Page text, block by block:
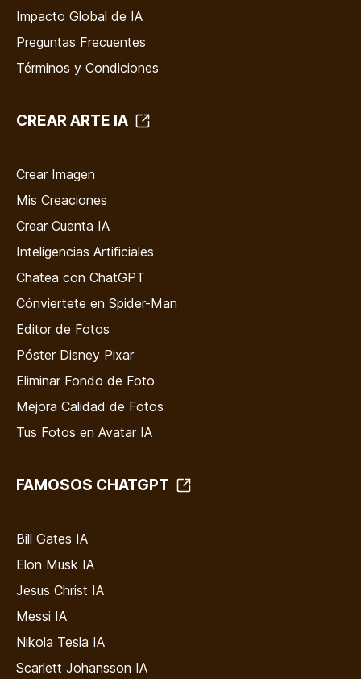
Impacto Global de IA
Preguntas Frecuentes
Términos y Condiciones
CREAR ARTE IA
Crear Imagen
Mis Creaciones
Crear Cuenta IA
Inteligencias Artificiales
Chatea con ChatGPT
Cónviertete en Spider-Man
Editor de Fotos
Póster Disney Pixar
Eliminar Fondo de Foto
Mejora Calidad de Fotos
Tus Fotos en Avatar IA
FAMOSOS CHATGPT
Bill Gates IA
Elon Musk IA
Jesus Christ IA
Messi IA
Nikola Tesla IA
Scarlett Johansson IA